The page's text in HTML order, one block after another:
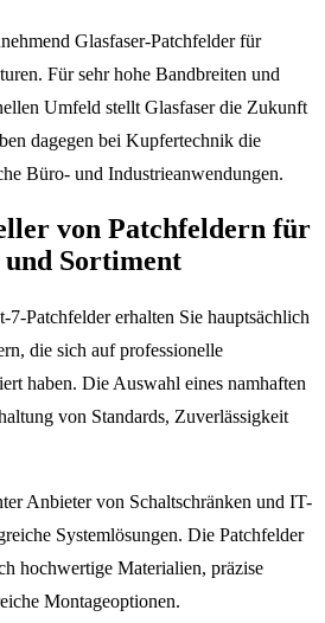
Glasfaser-Patchfelder für
Für sehr hohe Bandbreiten und
Umfeld stellt Glasfaser die Zukunft
dagegen bei Kupfertechnik die
Büro- und Industrieanwendungen.
von Patchfeldern für
Sortiment
Patchfelder erhalten Sie hauptsächlich
die sich auf professionelle
haben. Die Auswahl eines namhaften
von Standards, Zuverlässigkeit
Anbieter von Schaltschränken und IT-
Systemlösungen. Die Patchfelder
hochwertige Materialien, präzise
Montageoptionen.